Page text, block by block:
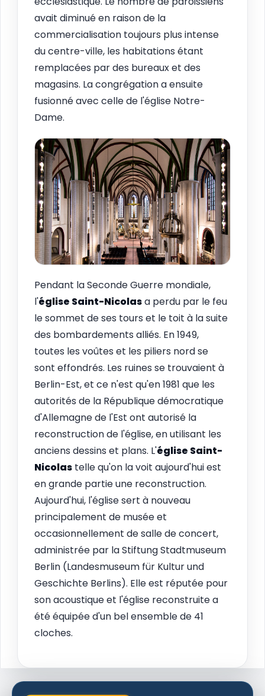
avait diminué en raison de la
commercialisation toujours plus intense
du centre-ville, les habitations étant
remplacées par des bureaux et des
magasins. La congrégation a ensuite
fusionné avec celle de l'église Notre-
Dame.
Pendant la Seconde Guerre mondiale,
l'église Saint-Nicolasa perdu par le feu
le sommet de ses tours et le toit à la suite
des bombardements alliés. En 1949,
toutes les voûtes et les piliers nord se
sont effondrés. Les ruines se trouvaient à
Berlin-Est, et ce n'est qu'en 1981 que les
autorités de la République démocratique
d'Allemagne de l'Est ont autorisé la
reconstruction de l'église, en utilisant les
anciens dessins et plans. L'église Saint-
Nicolas telle qu'on la voit aujourd'hui est
en grande partie une reconstruction.
Aujourd'hui, l'église sert à nouveau
principalement de musée et
occasionnellement de salle de concert,
administrée par la Stiftung Stadtmuseum
Berlin (Landesmuseum für Kultur und
Geschichte Berlins). Elle est réputée pour
son acoustique et l'église reconstruite a
été équipée d'un bel ensemble de 41
cloches.